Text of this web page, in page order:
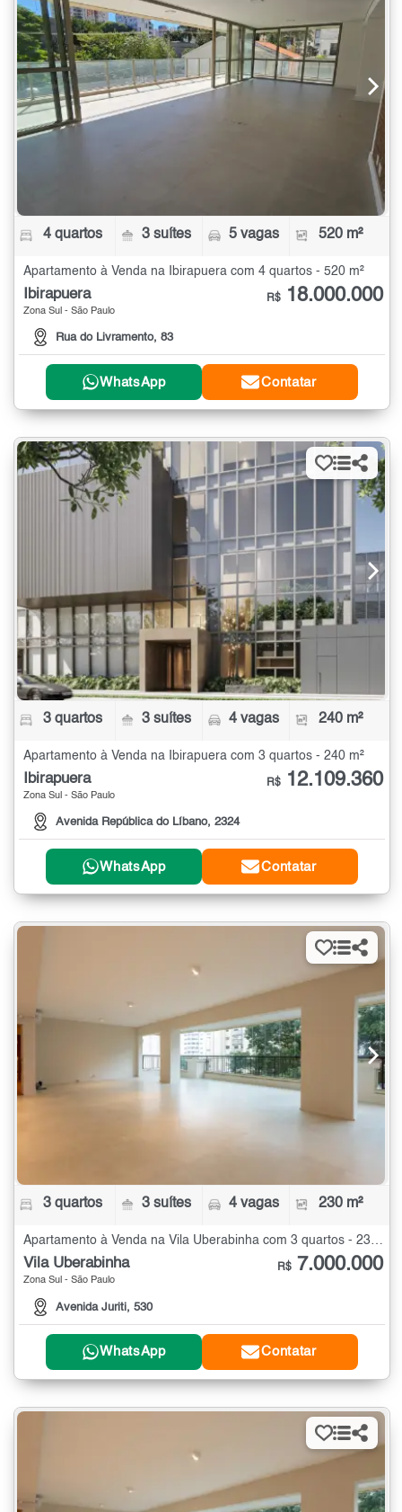
4 quartos 3 suítes 5 vagas 520 m²
Apartamento à Venda na Ibirapuera com 4 quartos - 520 m²
Ibirapuera
Zona Sul - São Paulo
Rua do Livramento, 83
R$ 18.000.000
WhatsApp Contatar
3 quartos 3 suítes 4 vagas 240 m²
Apartamento à Venda na Ibirapuera com 3 quartos - 240 m²
Ibirapuera
Zona Sul - São Paulo
Avenida República do Líbano, 2324
R$ 12.109.360
WhatsApp Contatar
3 quartos 3 suítes 4 vagas 230 m²
Apartamento à Venda na Vila Uberabinha com 3 quartos - 230 m²
Vila Uberabinha
Zona Sul - São Paulo
Avenida Juriti, 530
R$ 7.000.000
WhatsApp Contatar